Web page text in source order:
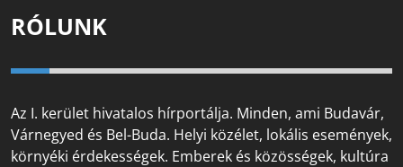
RÓLUNK
Az I. kerület hivatalos hírportálja. Minden, ami Budavár,
Várnegyed és Bel-Buda. Helyi közélet, lokális események,
környéki érdekességek. Emberek és közösségek, kultúra